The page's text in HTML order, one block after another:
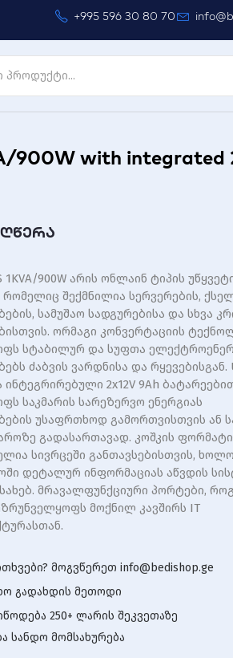
+995 596 30 80 70
900W with integrated
1KVA/900W არის ონლაინ ტიპის
რომელიც შექმნილია სერვერების,
სამუშაო სადგურებისა და სხვა
ორმაგი კონვერტაციის
სტაბილურ და სუფთა
ძაბვის ვარდნისა და რყევებისგან.
2x12V 9Ah
საკმარის სარეზერვო ენერგიას
უსაფრთხოდ გამორთვისთვის ან
გადასართავად. კოშკის
სივრცეში განთავსებისთვის, ხოლო
დეტალურ ინფორმაციას აწვდის
მრავალფუნქციური პორტები,
მოქნილ კავშირს IT
მოგვწერეთ info@bedishop.ge
გადახდის მეთოდი
250+ ლარის შეკვეთაზე
სანდო მომსახურება